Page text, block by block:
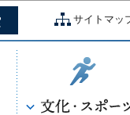
サイトマッ